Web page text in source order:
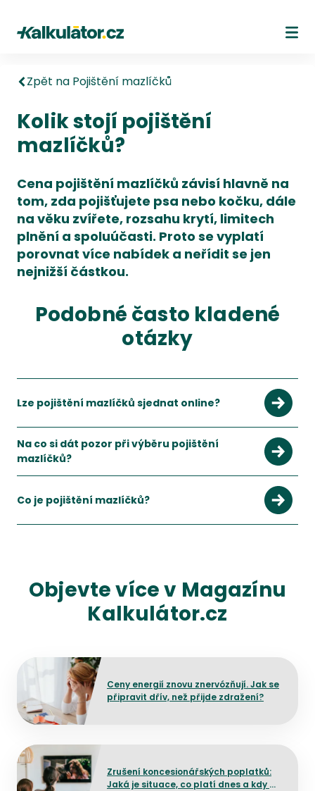
Kalkulátor.cz
Zpět na Pojištění mazlíčků
Kolik stojí pojištění
mazlíčků?
Cena pojištění mazlíčků závisí hlavně na
tom, zda pojišťujete psa nebo kočku, dále
na věku zvířete, rozsahu krytí, limitech
plnění a spoluúčasti. Proto se vyplatí
porovnat více nabídek a neřídit se jen
nejnižší částkou.
Podobné často kladené
otázky
Lze pojištění mazlíčků sjednat online?
Ano, pojištění mazlíčků lze běžně srovnat a sjednat online.
Zobrazit více
Na co si dát pozor při výběru pojištění
mazlíčků?
Hlavně na výluky, čekací dobu, limity plnění, spoluúčast a
Co je pojištění mazlíčků?
Jde o pojištění určené pro psy a kočky, které pomáhá krýt
Objevte více v Magazínu
Kalkulátor.cz
Ceny energií znovu znervózňují. Jak se
připravit dřív, než přijde zdražení?
Přejít na detail článku
Zrušení koncesionářských poplatků:
Jaká je situace, co platí dnes a kdy by
Přejít na detail článku